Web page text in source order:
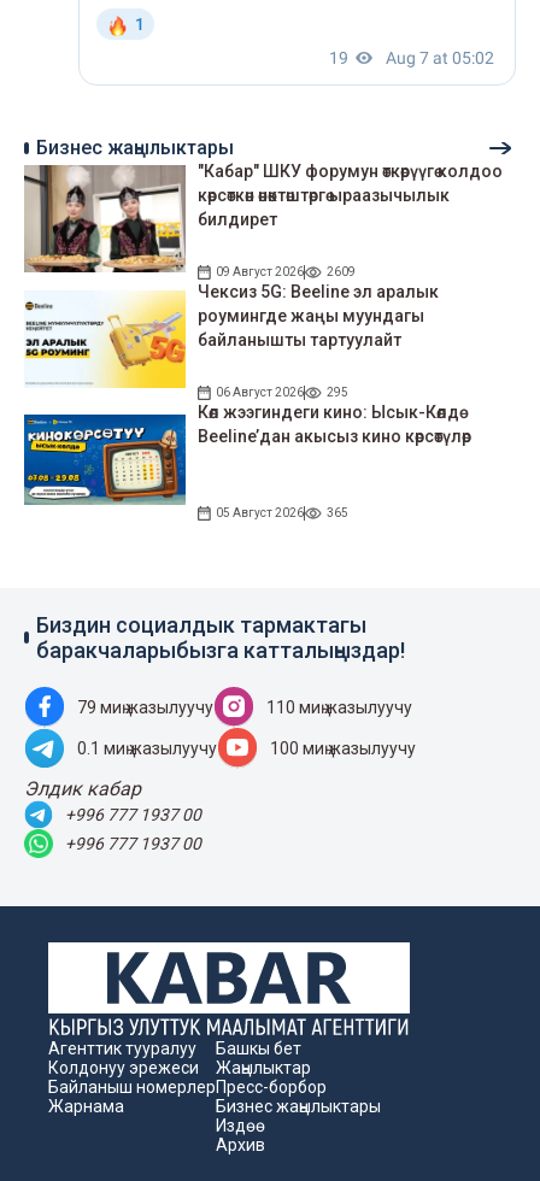
Бизнес жаңылыктары
"Кабар" ШКУ форумун өткөрүүгө колдоо
көрсөткөн өнөктөштөргө ыраазычылык
билдирет
09 Август 2026 2609
Чексиз 5G: Beeline эл аралык
роумингде жаңы муундагы
байланышты тартуулайт
06 Август 2026 295
Көл жээгиндеги кино: Ысык-Көлдө
Beeline’дан акысыз кино көрсөтүлөр
05 Август 2026 365
Биздин социалдык тармактагы
баракчаларыбызга катталыңыздар!
79 миң жазылуучу 110 миң жазылуучу
0.1 миң жазылуучу 100 миң жазылуучу
Элдик кабар
+996 777 1937 00
+996 777 1937 00
Агенттик тууралуу
Колдонуу эрежеси
Байланыш номерлер
Жарнама
Башкы бет
Жаңылыктар
Пресс-борбор
Бизнес жаңылыктары
Издөө
Архив